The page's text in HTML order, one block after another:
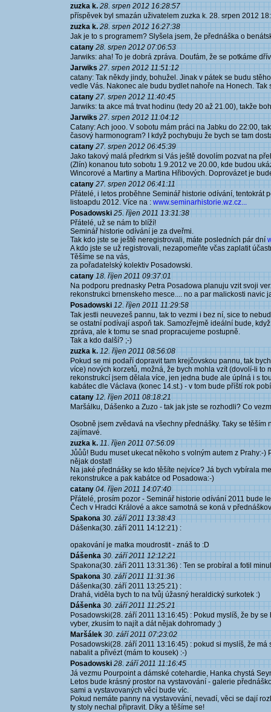
zuzka k. 28. srpen 2012 16:28:57
příspěvek byl smazán uživatelem zuzka k. 28. srpen 2012
zuzka k. 28. srpen 2012 16:27:38
Jak je to s programem? Slyšela jsem, že přednáška o
catany 28. srpen 2012 07:06:53
Jarwiks: aha! To je dobrá zpráva. Doufám, že se potkáme
Jarwiks 27. srpen 2012 11:51:12
catany: Tak někdy jindy, bohužel. Jinak v pátek se budu
vedle Vás. Nakonec ale budu bydlet nahoře na Honech. Tak
catany 27. srpen 2012 11:40:45
Jarwiks: ta akce má trvat hodinu (tedy 20 až 21.00), takže
Jarwiks 27. srpen 2012 11:04:12
Catany: Ach jooo. V sobotu mám práci na Jabku do 22:00,
časový harmonogram? I když pochybuju že bych se tam
catany 27. srpen 2012 06:45:39
Jako takový malá předrkm si Vás ještě dovolím pozvat na
(Zlín) konanou tuto sobotu 1.9.2012 ve 20.00, kde budou
Wincorové a Martiny a Martina Hřibových. Doprovázet je
catany 27. srpen 2012 06:41:11
Přátelé, i letos proběhne Seminář historie odívání, tentokrát
listoapdu 2012. Více na : www.seminarhistorie.wz.cz...
Posadowski 25. říjen 2011 13:31:38
Přátelé, už se nám to blíží!
Seminář historie odívání je za dveřmi.
Tak kdo jste se ještě neregistrovali, máte posledních pár dní
A kdo jste se už registrovali, nezapomeňte včas zaplatit
Těšíme se na vás,
za pořadatelský kolektiv Posadowski.
catany 18. říjen 2011 09:37:01
Na podporu prednasky Petra Posadowa planuju vzit svoji
rekonstrukci brnenskeho mesce.... no a par malickosti navic
Posadowski 12. říjen 2011 11:29:58
Tak jestli neuvezeš pannu, tak to vezmi i bez ní, sice to
se ostatní podívají aspoň tak. Samozřejmě ideální bude,
zpráva, ale k tomu se snad propracujeme postupně.
Tak a kdo další? ;-)
zuzka k. 12. říjen 2011 08:56:08
Pokud se mi podaří dopravit tam krejčovskou pannu, tak
více) nových korzetů, možná, že bych mohla vzít (dovolí-li to
rekonstrukcí jsem dělala více, jen jedna bude ale úplná i s
kabátec dle Václava (konec 14.st.) - v tom bude příští rok
catany 12. říjen 2011 08:18:21
Maršálku, Dášenko a Zuzo - tak jak jste se rozhodli? Co
Osobně jsem zvědavá na všechny přednášky. Taky se
zajímavé.
zuzka k. 11. říjen 2011 07:56:09
Jůůů! Budu muset ukecat někoho s volným autem z Prahy:-)
nějak dostat!
Na jaké přednášky se kdo těšíte nejvíce? Já bych vybírala
rekonstrukce a pak kabátce od Posadowa:-)
catany 04. říjen 2011 14:07:40
Přátelé, prosím pozor - Seminář historie odívání 2011 bude
Čech v Hradci Králové a akce samotná se koná v
Spakona 30. září 2011 13:38:43
Dášenka(30. září 2011 14:12:21) :
opakování je matka moudrostit - znáš to :D
Dášenka 30. září 2011 12:12:21
Spakona(30. září 2011 13:31:36) : Ten se probíral a fotil
Spakona 30. září 2011 11:31:36
Dášenka(30. září 2011 13:25:21) :
Drahá, viděla bych to na tvůj úžasný heraldický surkotek :)
Dášenka 30. září 2011 11:25:21
Posadowski(28. září 2011 13:16:45) : Pokud myslíš, že by
vyber, zkusím to najít a dát nějak dohromady ;)
Maršálek 30. září 2011 07:23:02
Posadowski(28. září 2011 13:16:45) : pokud si myslíš, že
nabalit a přivézt (mám to kousek) :-)
Posadowski 28. září 2011 11:16:45
Já vezmu Pourpoint a dámské cotehardie, Hanka chystá
Letos bude krásný prostor na vystavování - galerie
sami a vystavovaných věcí bude víc.
Pokud nemáte panny na vystavování, nevadí, věci se dají
ty stoly nechal připravit. Díky a těšíme se!